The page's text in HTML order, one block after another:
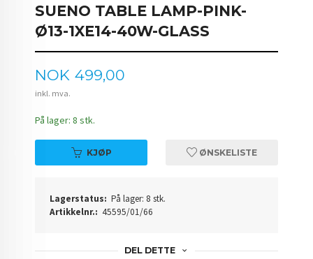
SUENO TABLE LAMP-PINK-
Ø13-1XE14-40W-GLASS
Pris
NOK 499,00
inkl. mva.
På lager: 8 stk.
KJØP ØNSKELISTE
Lagerstatus: På lager: 8 stk.
Artikkelnr.: 45595/01/66
DEL DETTE